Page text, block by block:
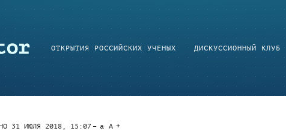
ОТКРЫТИЯ РОССИЙСКИХ УЧЕНЫХ ДИСКУССИОННЫЙ КЛУБ
31 ИЮЛЯ 2018, 15:07 a A